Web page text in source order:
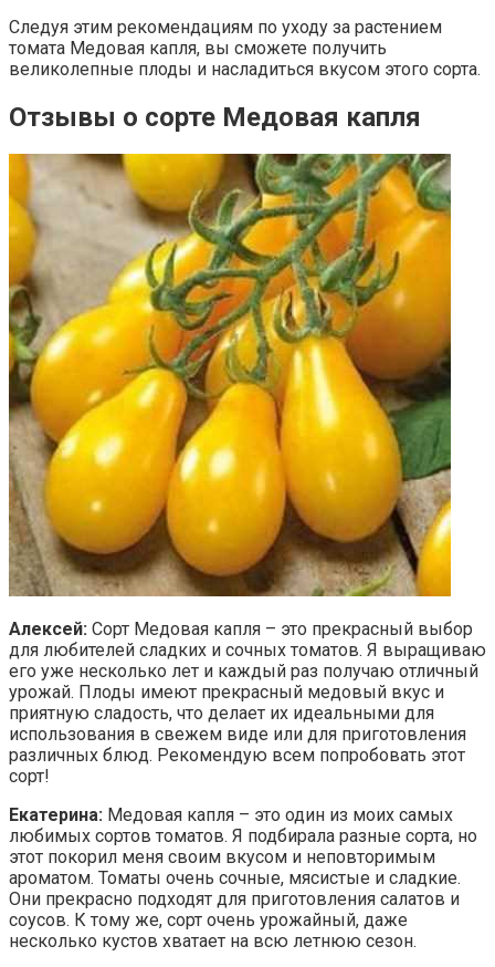
Следуя этим рекомендациям по уходу за растением
томата Медовая капля, вы сможете получить
великолепные плоды и насладиться вкусом этого сорта.
Отзывы о сорте Медовая капля
Алексей: Сорт Медовая капля – это прекрасный выбор
для любителей сладких и сочных томатов. Я выращиваю
его уже несколько лет и каждый раз получаю отличный
урожай. Плоды имеют прекрасный медовый вкус и
приятную сладость, что делает их идеальными для
использования в свежем виде или для приготовления
различных блюд. Рекомендую всем попробовать этот
сорт!
Екатерина: Медовая капля – это один из моих самых
любимых сортов томатов. Я подбирала разные сорта, но
этот покорил меня своим вкусом и неповторимым
ароматом. Томаты очень сочные, мясистые и сладкие.
Они прекрасно подходят для приготовления салатов и
соусов. К тому же, сорт очень урожайный, даже
несколько кустов хватает на всю летнюю сезон.